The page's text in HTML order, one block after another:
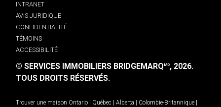
INTRANET
AVIS JURIDIQUE
CONFIDENTIALITÉ
TÉMOINS
ACCESSIBILITÉ
© SERVICES IMMOBILIERS BRIDGEMARQMD, 2026.
TOUS DROITS RÉSERVÉS.
Trouver une maison Ontario Québec Alberta Colombie-Britannique